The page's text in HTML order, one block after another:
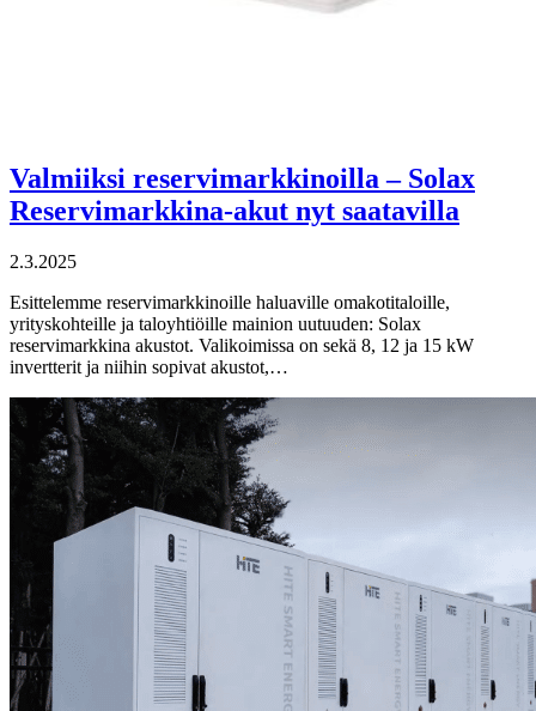
Valmiiksi reservimarkkinoilla – Solax
Reservimarkkina-akut nyt saatavilla
2.3.2025
Esittelemme reservimarkkinoille haluaville omakotitaloille,
yrityskohteille ja taloyhtiöille mainion uutuuden: Solax
reservimarkkina akustot. Valikoimissa on sekä 8, 12 ja 15 kW
invertterit ja niihin sopivat akustot,…